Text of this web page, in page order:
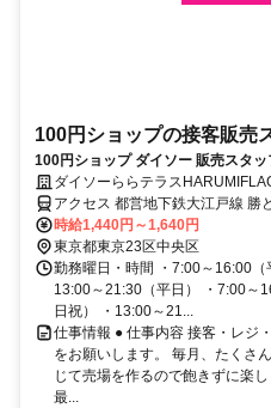
100円ショップの接客販売
100円ショップ ダイソー 販売スタッ
ダイソーららテラス
アクセス 都営地下鉄大江戸線 勝
時給1,440円～1,640円
東京都東京23区中央区
勤務曜日・時間 ・7:00～16:00（
13:00～21:30（平日） ・7:00～
日祝） ・13:00～21...
仕事情報 ● 仕事内容 接客・レジ
をお願いします。 毎月、たくさ
じて売場を作るので飽きずに楽
最...